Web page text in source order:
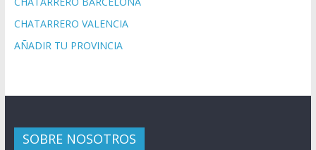
CHATARRERO VALENCIA
AÑADIR TU PROVINCIA
SOBRE NOSOTROS